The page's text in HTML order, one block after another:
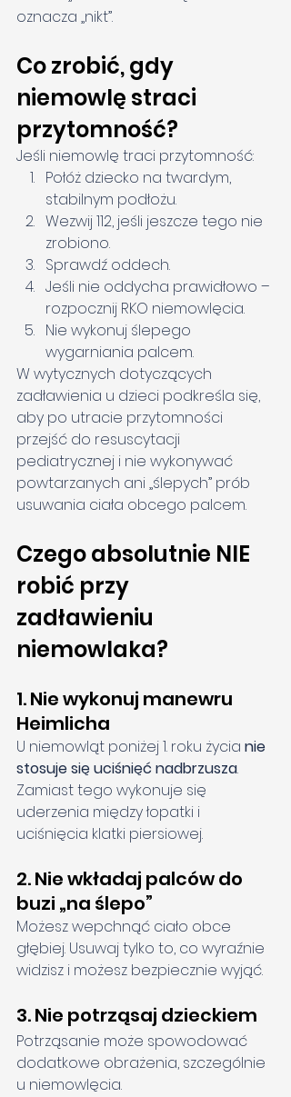
oznacza „nikt”.
Co zrobić, gdy
niemowlę straci
przytomność?
Jeśli niemowlę traci przytomność:
Połóż dziecko na twardym,
stabilnym podłożu.
Wezwij 112, jeśli jeszcze tego nie
zrobiono.
Sprawdź oddech.
Jeśli nie oddycha prawidłowo –
rozpocznij RKO niemowlęcia.
Nie wykonuj ślepego
wygarniania palcem.
W wytycznych dotyczących
zadławienia u dzieci podkreśla się,
aby po utracie przytomności
przejść do resuscytacji
pediatrycznej i nie wykonywać
powtarzanych ani „ślepych” prób
usuwania ciała obcego palcem.
Czego absolutnie NIE
robić przy
zadławieniu
niemowlaka?
1. Nie wykonuj manewru
Heimlicha
U niemowląt poniżej 1. roku życia nie
stosuje się uciśnięć nadbrzusza.
Zamiast tego wykonuje się
uderzenia między łopatki i
uciśnięcia klatki piersiowej.
2. Nie wkładaj palców do
buzi „na ślepo”
Możesz wepchnąć ciało obce
głębiej. Usuwaj tylko to, co wyraźnie
widzisz i możesz bezpiecznie wyjąć.
3. Nie potrząsaj dzieckiem
Potrząsanie może spowodować
dodatkowe obrażenia, szczególnie
u niemowlęcia.